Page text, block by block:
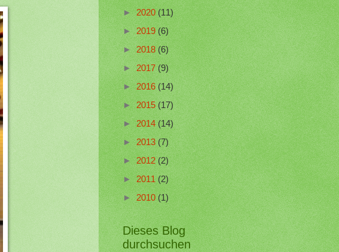
►2020(11)
►2019(6)
►2018(6)
►2017(9)
►2016(14)
►2015(17)
►2014(14)
►2013(7)
►2012(2)
►2011(2)
►2010(1)
Dieses Blog
durchsuchen